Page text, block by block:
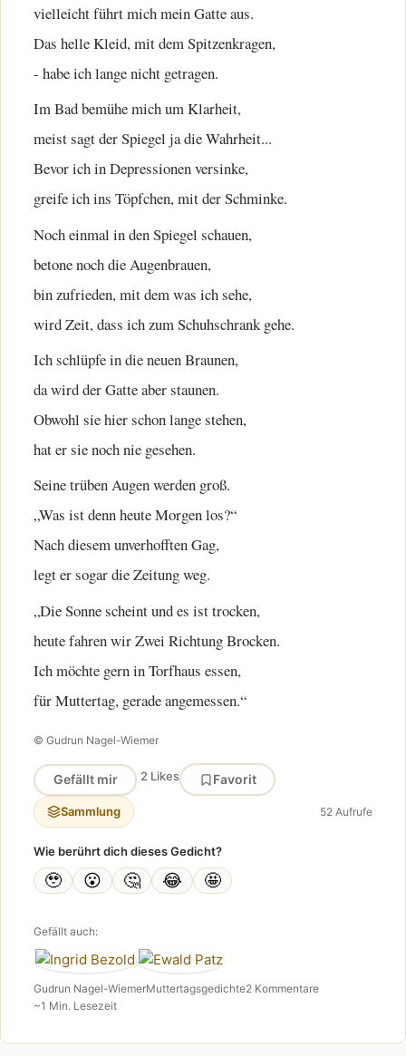
vielleicht führt mich mein Gatte aus.
Das helle Kleid, mit dem Spitzenkragen,
- habe ich lange nicht getragen.
Im Bad bemühe mich um Klarheit,
meist sagt der Spiegel ja die Wahrheit...
Bevor ich in Depressionen versinke,
greife ich ins Töpfchen, mit der Schminke.
Noch einmal in den Spiegel schauen,
betone noch die Augenbrauen,
bin zufrieden, mit dem was ich sehe,
wird Zeit, dass ich zum Schuhschrank gehe.
Ich schlüpfe in die neuen Braunen,
da wird der Gatte aber staunen.
Obwohl sie hier schon lange stehen,
hat er sie noch nie gesehen.
Seine trüben Augen werden groß.
„Was ist denn heute Morgen los?“
Nach diesem unverhofften Gag,
legt er sogar die Zeitung weg.
„Die Sonne scheint und es ist trocken,
heute fahren wir Zwei Richtung Brocken.
Ich möchte gern in Torfhaus essen,
für Muttertag, gerade angemessen.“
© Gudrun Nagel-Wiemer
Gefällt mir 2 Likes Favorit
Sammlung 52 Aufrufe
Wie berührt dich dieses Gedicht?
🥹 😮 🤔 😂 🤩
Gefällt auch:
Gudrun Nagel-WiemerMuttertagsgedichte2 Kommentare
~1 Min. Lesezeit